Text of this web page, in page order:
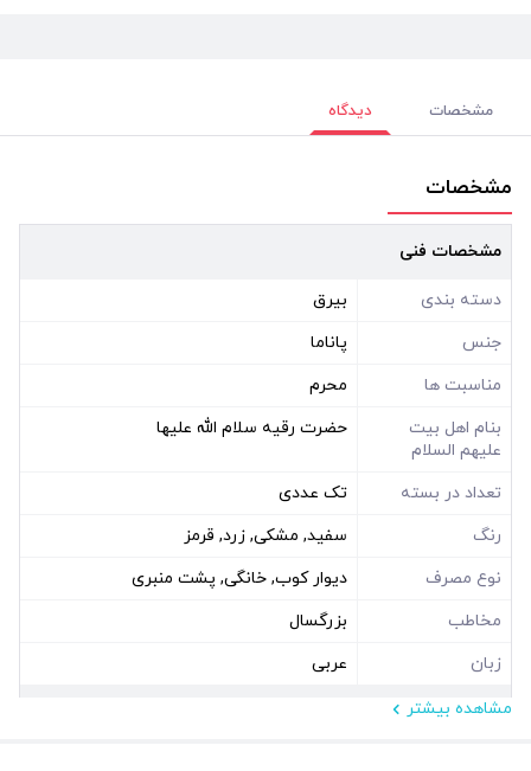
مشخصات دیدگاه
مشخصات
مشخصات فنی
دسته بندی
بیرق
جنس
پاناما
مناسبت ها
محرم
بنام اهل بیت
علیهم السلام
حضرت رقیه سلام الله علیها
تعداد در بسته
تک عددی
رنگ
سفید, مشکی, زرد, قرمز
نوع مصرف
دیوار کوب, خانگی, پشت منبری
مخاطب
بزرگسال
زبان
عربی
مشخصات فیزیکی
مشاهده بیشتر